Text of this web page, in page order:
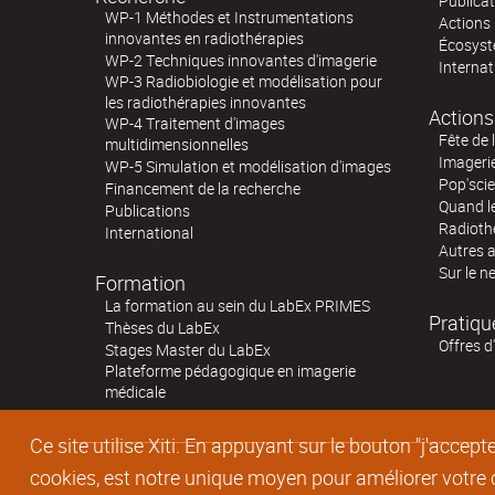
Ce site utilise Xiti. En appuyant sur le bouton
cookies, est notre unique moyen pour améliorer votre
WP-1 Méthodes et Instrumentations
innovantes en radiothérapies
WP-2 Techniques innovantes d'imagerie
WP-3 Radiobiologie et modélisation pour
les radiothérapies innovantes
WP-4 Traitement d'images
multidimensionnelles
WP-5 Simulation et modélisation d'images
Financement de la recherche
Publications
International
Formation
La formation au sein du LabEx PRIMES
Thèses du LabEx
Stages Master du LabEx
Plateforme pédagogique en imagerie
médicale
Actions
Fête de
Quand
Autres
Sur le
Offres